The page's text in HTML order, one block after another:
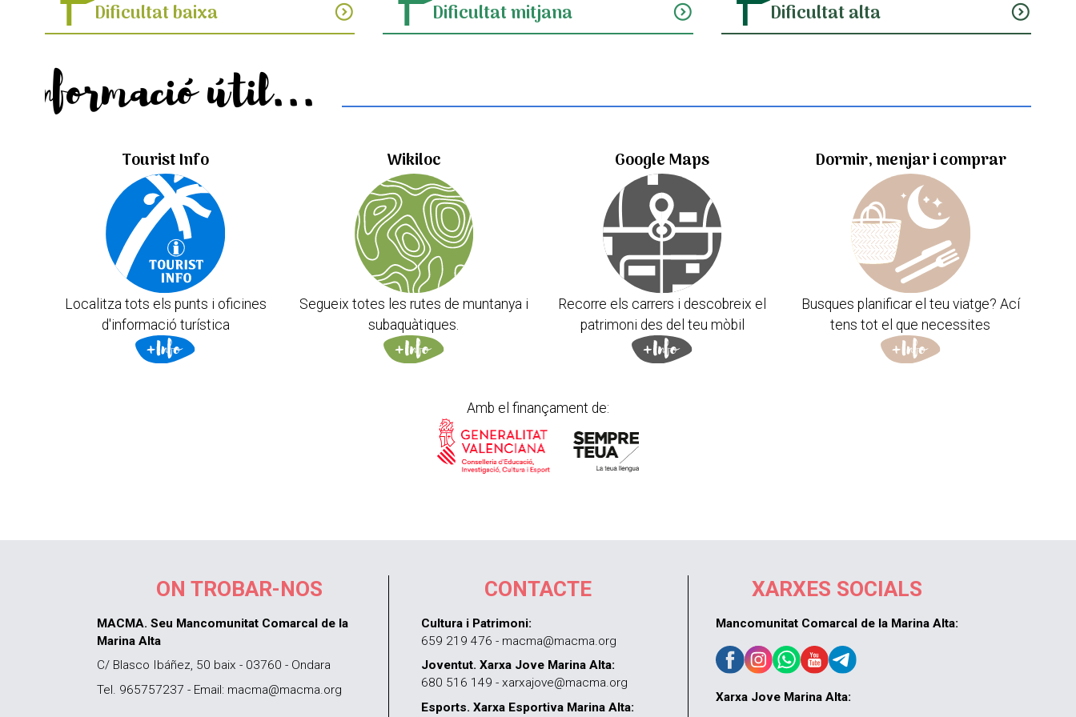
Dificultat baixa expand_circle_down Dificultat mitjana expand_circle_down Dificultat alta expand_circle_down
Informació útil...
Tourist Info
Localitza tots els punts i oficines
d'informació turística
Wikiloc
Segueix totes les rutes de muntanya i
subaquàtiques.
Google Maps
Recorre els carrers i descobreix el
patrimoni des del teu mòbil
Dormir, menjar i comprar
Busques planificar el teu viatge? Ací
tens tot el que necessites
Amb el finançament de:
ON TROBAR-NOS
MACMA. Seu Mancomunitat Comarcal de la
Marina Alta
C/ Blasco Ibáñez, 50 baix - 03760 - Ondara
Tel. 965757237 - Email: macma@macma.org
CONTACTE
Cultura i Patrimoni:
659 219 476 - macma@macma.org
Joventut. Xarxa Jove Marina Alta:
680 516 149 - xarxajove@macma.org
Esports. Xarxa Esportiva Marina Alta:
XARXES SOCIALS
Mancomunitat Comarcal de la Marina Alta:
Xarxa Jove Marina Alta: